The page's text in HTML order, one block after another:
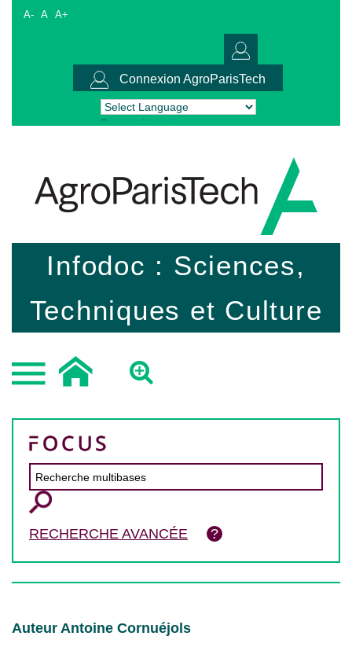
A- A A+
Connexion AgroParisTech
Powered by Translate
Infodoc : Sciences,
Techniques et Culture
RECHERCHE AVANCÉE
Auteur Antoine Cornuéjols